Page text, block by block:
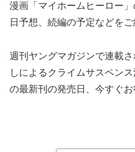
漫画「マイホームヒーロー
日予想、続編の予定などをご
週刊ヤングマガジンで連載
しによるクライムサスペン
の最新刊の発売日、今すぐお